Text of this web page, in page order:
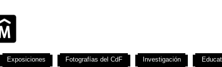
Exposiciones Fotografías del CdF Investigación